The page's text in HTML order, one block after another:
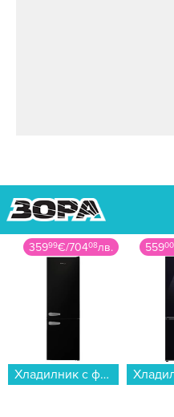
им Борислава,
футболиста -
Българския
55900€/109331лв.
Хладилник с фризер Samsung RB34C7B5E22/EF , 344 l, E , No Frost , Черен...
215